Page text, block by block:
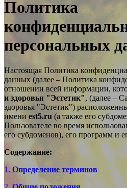
Политика
персональных
Настоящая Политика
данных (далее – Политика
отношении всей информации,
и здоровья "Эстетик", (далее –
здоровья "Эстетик")
имени est5.ru (а также его
Пользователе во время
его субдоменов), его программ и
Содержание:
1. Определение терминов